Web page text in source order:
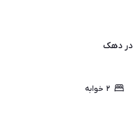
۲ خوابه